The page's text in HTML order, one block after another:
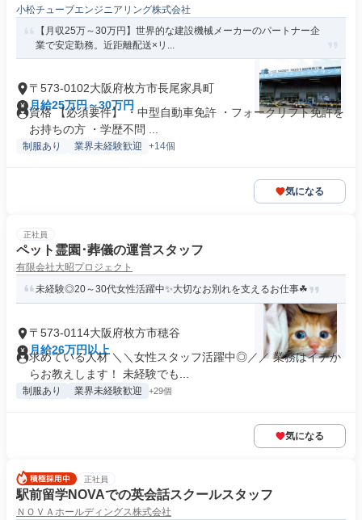
小松チューブエンジニアリング株式会社
【月収25万～30万円】世界的な建設機械メーカーのパートナー企
業で安定勤務。近距離配送×リ...
〒573-0102大阪府枚方市長尾家具町
月給25万円～30万円
資格 【必須要件】 ・中型自動車免許 ・フォークリフト免許を
お持ちの方 ・学歴不問 ...
制服あり 業界未経験歓迎 +14個
気になる
正社員
ペット霊園･葬儀の運営スタッフ
有限会社大昭プロジェクト
未経験◎20～30代女性活躍中✨大切なお別れを支えるお仕事☘
〒573-0114大阪府枚方市穂谷
月給26万円以上
求めている人材 ＼＼女性スタッフ活躍中◎／／ 業務はイチか
らお教えします！ 未経験でも...
制服あり 業界未経験歓迎 +29個
気になる
正社員
駅前留学NOVAでの英会話スクールスタッフ
ＮＯＶＡホールディングス株式会社